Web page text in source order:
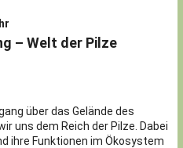
– Welt der Pilze
über das Gelände des
uns dem Reich der Pilze. Dabei
ihre Funktionen im Ökosystem